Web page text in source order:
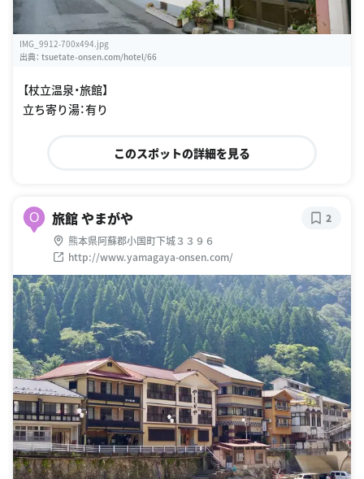
IMG_9912-700x494.jpg
出典： tsuetate-onsen.com/hotel/66
【杖立温泉・旅館】
立ち寄り湯：有り
このスポットの詳細を見る
O 旅館 やまがや
熊本県阿蘇郡小国町下城３３９６
http://www.yamagaya-onsen.com/
2